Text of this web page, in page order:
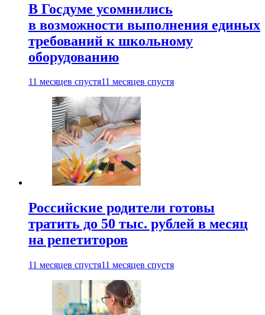
В Госдуме усомнились
в возможности выполнения единых
требований к школьному
оборудованию
11 месяцев спустя11 месяцев спустя
Российские родители готовы
тратить до 50 тыс. рублей в месяц
на репетиторов
11 месяцев спустя11 месяцев спустя